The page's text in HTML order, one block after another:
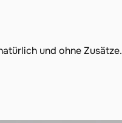
und ohne Zusätze.